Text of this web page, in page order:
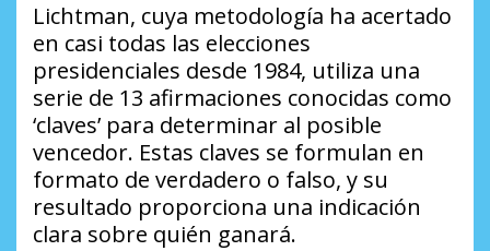
Lichtman, cuya metodología ha acertado
en casi todas las elecciones
presidenciales desde 1984, utiliza una
serie de 13 afirmaciones conocidas como
‘claves’ para determinar al posible
vencedor. Estas claves se formulan en
formato de verdadero o falso, y su
resultado proporciona una indicación
clara sobre quién ganará.